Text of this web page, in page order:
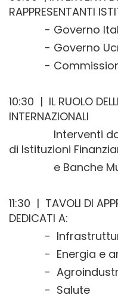
RAPPRESENTANTI
- Governo
- Governo
-
10:30 | IL RUOLO
INTERNAZIONALI
Interventi da
di Istituzioni
e Banche
11:30 | TAVOLI DI
DEDICATI A:
-
- Energia e
-
- Salute